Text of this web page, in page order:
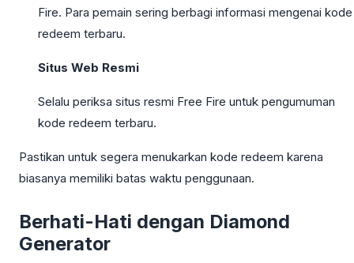
Fire. Para pemain sering berbagi informasi mengenai kode
redeem terbaru.
Situs Web Resmi
Selalu periksa situs resmi Free Fire untuk pengumuman
kode redeem terbaru.
Pastikan untuk segera menukarkan kode redeem karena
biasanya memiliki batas waktu penggunaan.
Berhati-Hati dengan Diamond
Generator